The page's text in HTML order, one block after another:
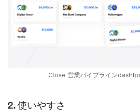
Close 営業パイプライン
2. 使いやすさ